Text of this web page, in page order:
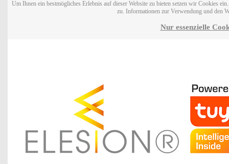
Um Ihnen ein bestmögliches Erlebnis auf dieser Website zu bieten setzen wir Cookies
zu. Informationen zur Verwendung und den
Nur essenzielle